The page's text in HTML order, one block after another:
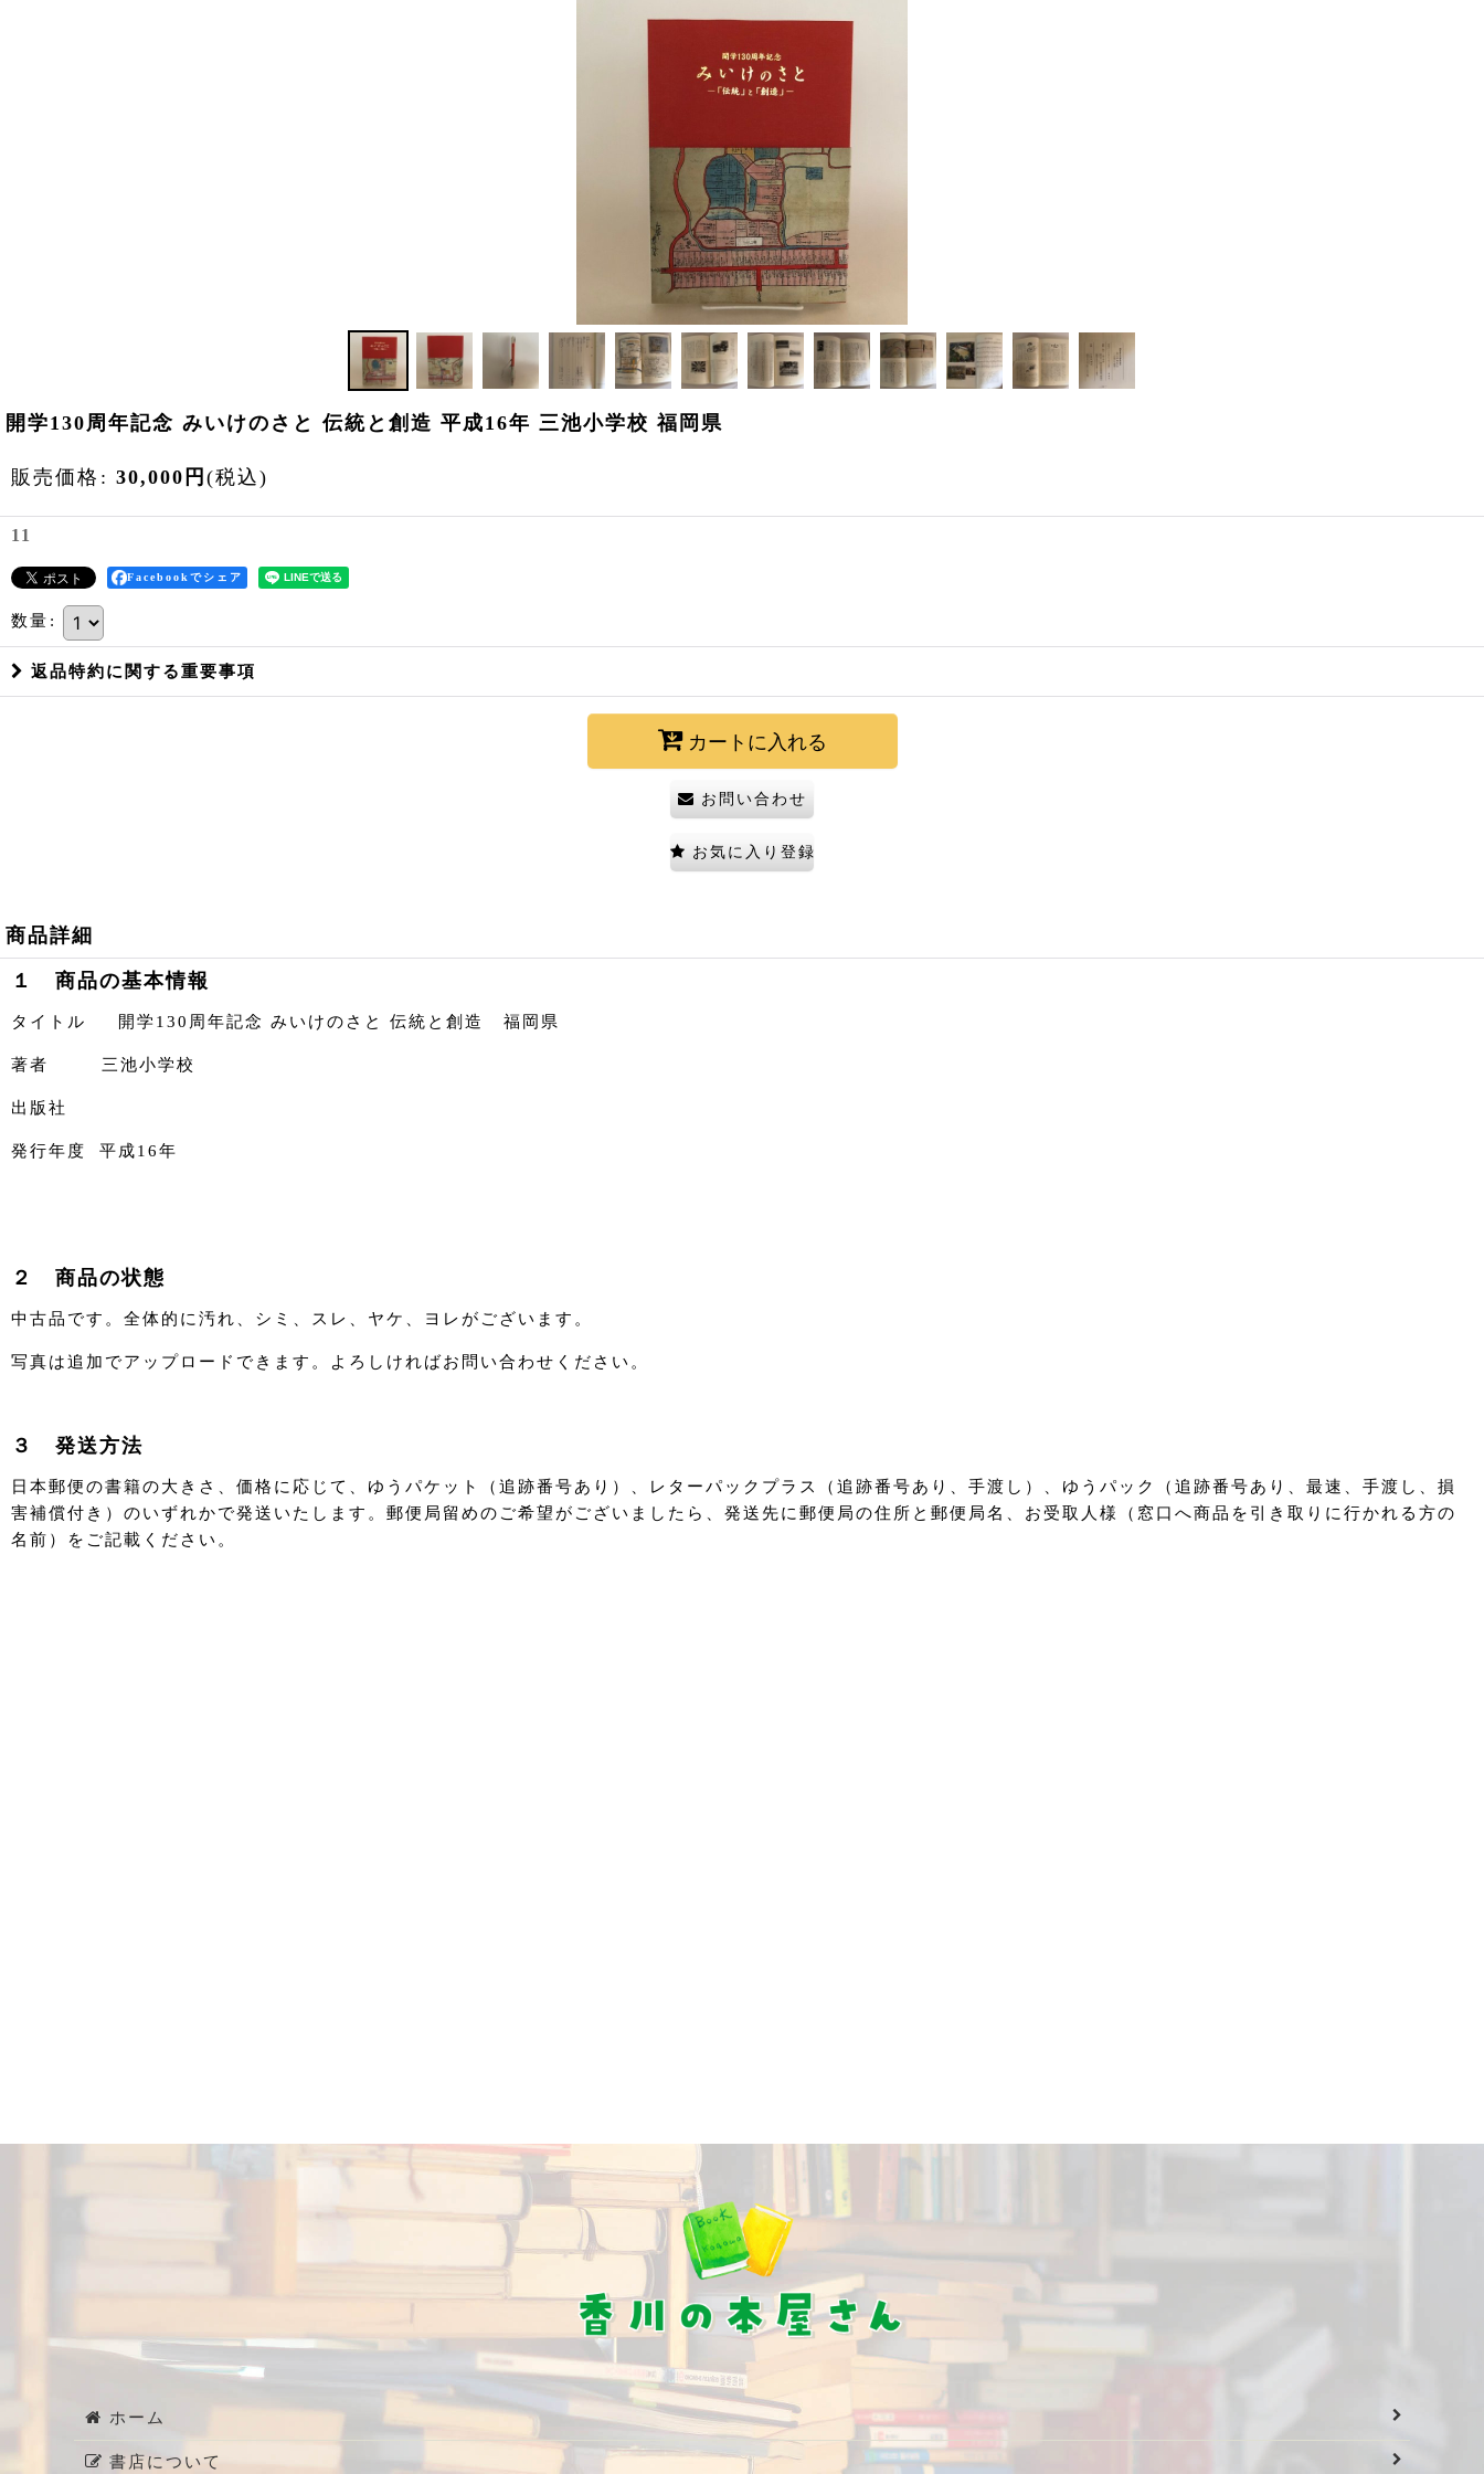
開学130周年記念 みいけのさと 伝統と創造 平成16年 三池小学校 福岡県
販売価格 : 30,000 円 (税込)
11
Facebookでシェア
数量 :
返品特約に関する重要事項
カートに入れる
お問い合わせ
お気に入り登録
商品詳細
１ 商品の基本情報
タイトル 開学130周年記念 みいけのさと 伝統と創造 福岡県
著者 三池小学校
出版社
発行年度 平成16年
２ 商品の状態
中古品です。全体的に汚れ、シミ、スレ、ヤケ、ヨレがございます。
写真は追加でアップロードできます。よろしければお問い合わせください。
３ 発送方法
日本郵便の書籍の大きさ、価格に応じて、ゆうパケット（追跡番号あり）、レターパックプラス（追跡番号あり、手渡し）、ゆうパック（追跡番号あり、最速、手渡し、損
害補償付き）のいずれかで発送いたします。郵便局留めのご希望がございましたら、発送先に郵便局の住所と郵便局名、お受取人様（窓口へ商品を引き取りに行かれる方の
名前）をご記載ください。
ホーム
書店について